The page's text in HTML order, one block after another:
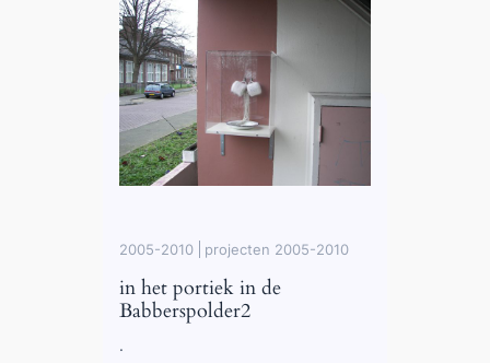
2005-2010 projecten 2005-2010
in het portiek in de
Babberspolder2
.